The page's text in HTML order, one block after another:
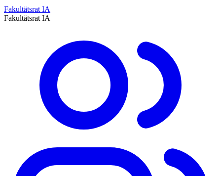
Fakultätsrat IA
Fakultätsrat IA